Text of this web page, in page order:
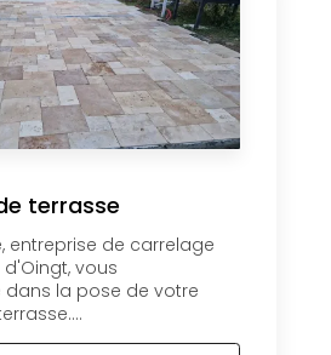
terrasse
entreprise de carrelage
d'Oingt, vous
la pose de votre